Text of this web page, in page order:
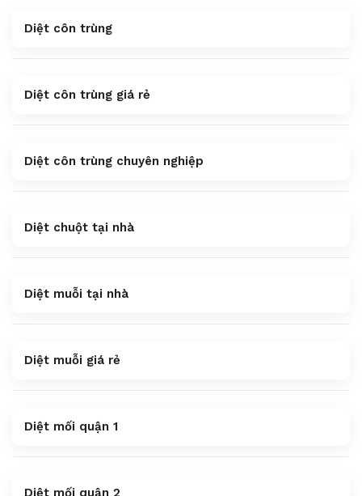
Diệt côn trùng
Diệt côn trùng giá rẻ
Diệt côn trùng chuyên nghiệp
Diệt chuột tại nhà
Diệt muỗi tại nhà
Diệt muỗi giá rẻ
Diệt mối quận 1